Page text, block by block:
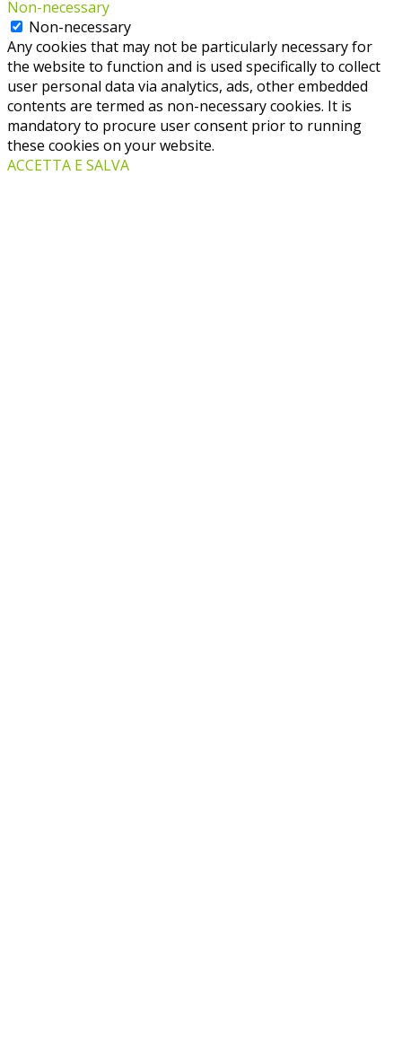
Non-necessary
Non-necessary
Any cookies that may not be particularly necessary for
the website to function and is used specifically to collect
user personal data via analytics, ads, other embedded
contents are termed as non-necessary cookies. It is
mandatory to procure user consent prior to running
these cookies on your website.
ACCETTA E SALVA